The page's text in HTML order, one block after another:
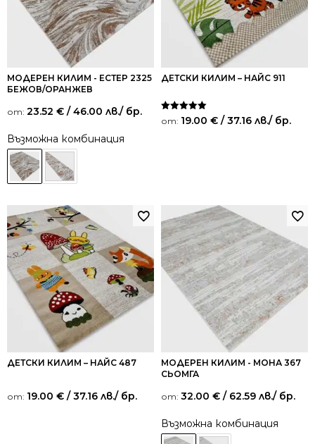
МОДЕРЕН КИЛИМ - ЕСТЕР 2325
БЕЖОВ/ОРАНЖЕВ
от: 23.52 € / 46.00 лв./ бр.
Възможна комбинация
ДЕТСКИ КИЛИМ – НАЙС 911
Оценено на
5.00
от: 19.00 € / 37.16 лв./ бр.
ДЕТСКИ КИЛИМ – НАЙС 487
от: 19.00 € / 37.16 лв./ бр.
МОДЕРЕН КИЛИМ - МОНА 367
СЬОМГА
от: 32.00 € / 62.59 лв./ бр.
Възможна комбинация